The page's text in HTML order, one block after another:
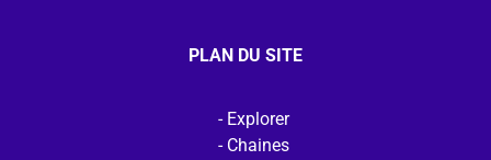
PLAN DU SITE
Explorer
Chaines